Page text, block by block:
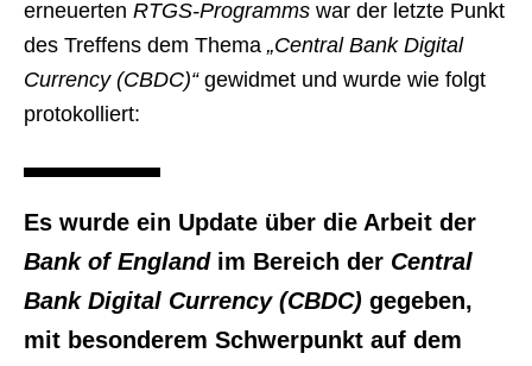
erneuerten RTGS-Programms war der letzte Punkt
des Treffens dem Thema „Central Bank Digital
Currency (CBDC)“gewidmet und wurde wie folgt
protokolliert:
Es wurde ein Update über die Arbeit der
Bank of Englandim Bereich der Central
Bank Digital Currency (CBDC) gegeben,
mit besonderem Schwerpunkt auf dem